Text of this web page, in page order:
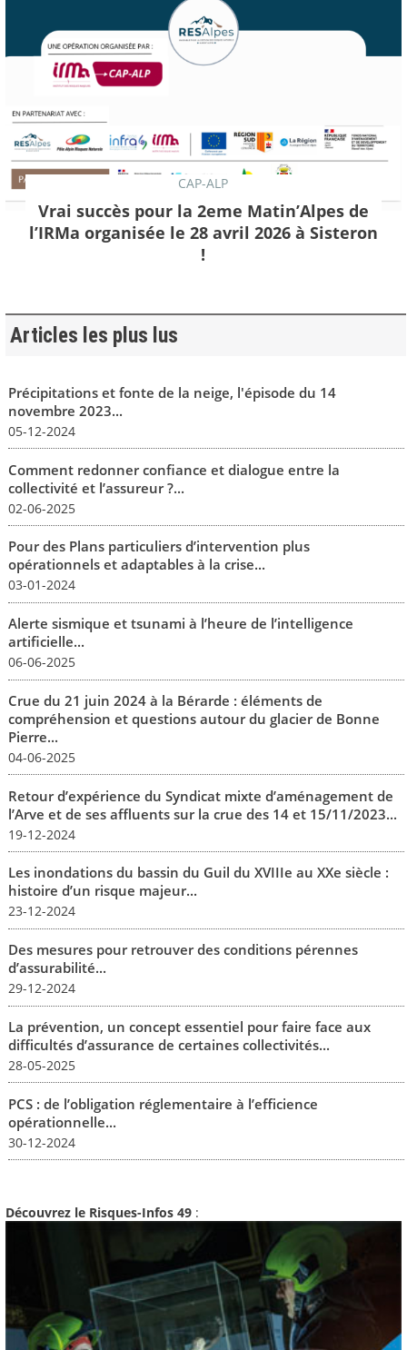
CAP-ALP
Vrai succès pour la 2eme Matin’Alpes de
l’IRMa organisée le 28 avril 2026 à Sisteron
!
Articles les plus lus
Précipitations et fonte de la neige, l'épisode du 14
novembre 2023...
05-12-2024
Comment redonner confiance et dialogue entre la
collectivité et l’assureur ?...
02-06-2025
Pour des Plans particuliers d’intervention plus
opérationnels et adaptables à la crise...
03-01-2024
Alerte sismique et tsunami à l’heure de l’intelligence
artificielle...
06-06-2025
Crue du 21 juin 2024 à la Bérarde : éléments de
compréhension et questions autour du glacier de Bonne
Pierre...
04-06-2025
Retour d’expérience du Syndicat mixte d’aménagement de
l’Arve et de ses affluents sur la crue des 14 et 15/11/2023...
19-12-2024
Les inondations du bassin du Guil du XVIIIe au XXe siècle :
histoire d’un risque majeur...
23-12-2024
Des mesures pour retrouver des conditions pérennes
d’assurabilité...
29-12-2024
La prévention, un concept essentiel pour faire face aux
difficultés d’assurance de certaines collectivités...
28-05-2025
PCS : de l’obligation réglementaire à l’efficience
opérationnelle...
30-12-2024
Découvrez le Risques-Infos 49 :